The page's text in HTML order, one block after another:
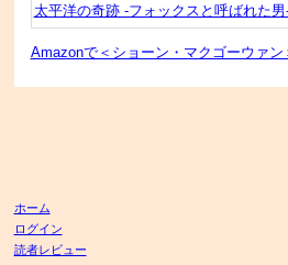
太平洋の奇跡 -フォックスと呼ばれた男
Amazonで＜ショーン・マクゴーウァン
ホーム
ログイン
読者レビュー